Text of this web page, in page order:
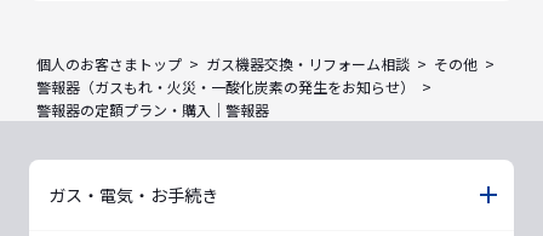
個人のお客さまトップ ガス機器交換・リフォーム相談
その他
警報器（ガスもれ・火災・一酸化炭素の発生をお知らせ）
警報器の定額プラン・購入｜警報器
ガス・電気・お手続き